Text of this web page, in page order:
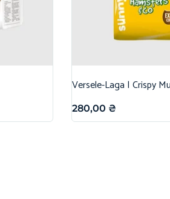
Versele-Laga | Crispy
280,00 ₴